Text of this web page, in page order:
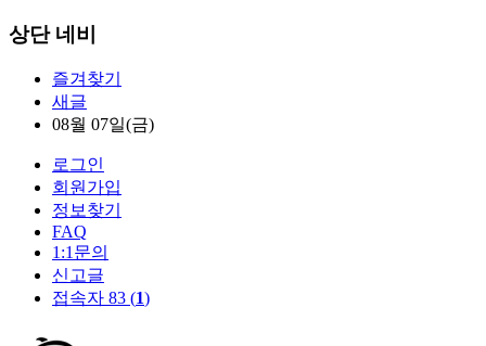
상단 네비
즐겨찾기
새글
08월 07일(금)
로그인
회원가입
정보찾기
FAQ
1:1문의
신고글
접속자 83 (1)